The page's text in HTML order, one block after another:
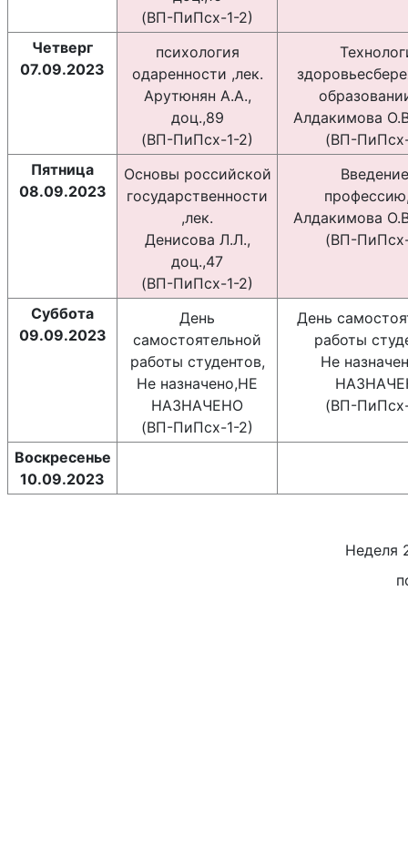
(BП-ПиПсх-1-2)
Четверг
07.09.2023
психология
одаренности ,лек.
Арутюнян А.А.,
доц.,89
(BП-ПиПсх-1-2)
Алдакимова
(BП-
Пятница
08.09.2023
Основы российской
государственности
,лек.
Денисова Л.Л.,
доц.,47
(BП-ПиПсх-1-2)
Алдакимова
(BП-
Суббота
09.09.2023
День
самостоятельной
работы студентов,
Не назначено,НЕ
НАЗНАЧЕНО
(BП-ПиПсх-1-2)
День
работы
Не
(BП-
Воскресенье
10.09.2023
Неделя